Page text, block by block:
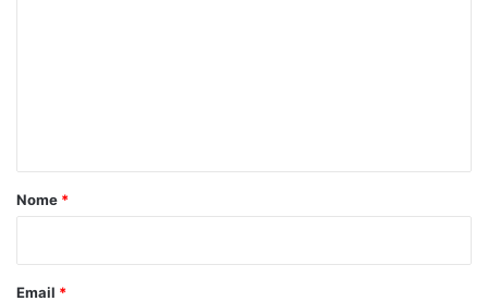
o
Nome *
Email *